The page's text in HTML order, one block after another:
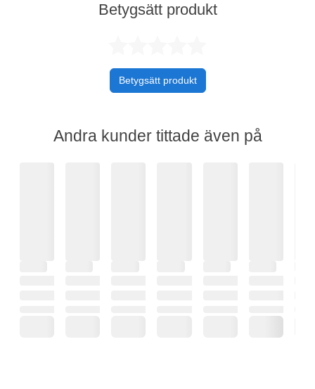
Betygsätt produkt
Betygsätt produkt
Andra kunder tittade även på